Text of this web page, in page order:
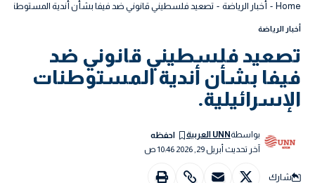
Home أخبار الرياضة تصعيد فلسطيني قانوني ضد فيفا بشأن أندية المستوطنات
أخبار الرياضة
تصعيد فلسطيني قانوني ضد
فيفا بشأن أندية المستوطنات
الإسرائيلية.
آخر تحديث أبريل 29, 2026 10:46 ص
بواسطةUNN العربية
شارك